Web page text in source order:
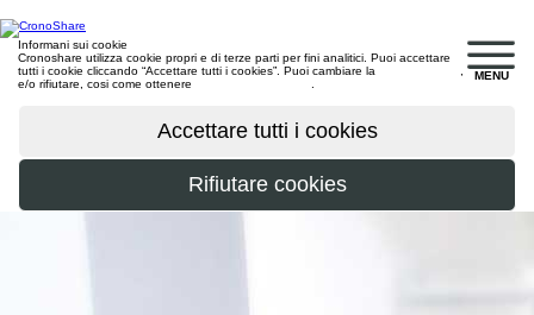
MENU
Informani sui cookie
Cronoshare utilizza cookie propri e di terze parti per fini analitici. Puoi accettare
tutti i cookie cliccando “Accettare tutti i cookies”. Puoi cambiare la
e/o rifiutare, cosi come ottenere